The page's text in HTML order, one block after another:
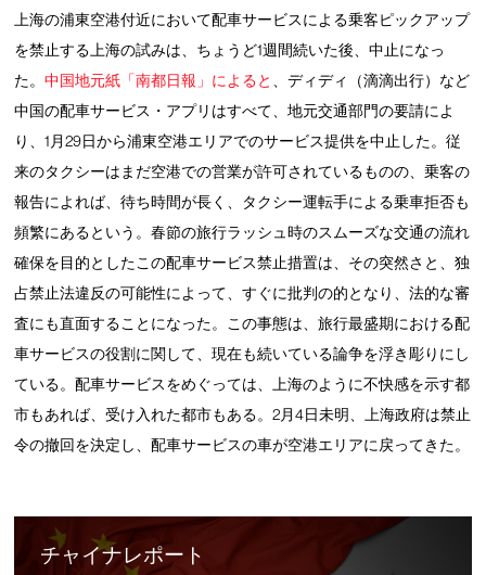
上海の浦東空港付近において配車サービスによる乗客ピックアップ
を禁止する上海の試みは、ちょうど1週間続いた後、中止になっ
た。中国地元紙「南都日報」によると
、ディディ（滴滴出行）など
中国の配車サービス・アプリはすべて、地元交通部門の要請によ
り、1月29日から浦東空港エリアでのサービス提供を中止した。従
来のタクシーはまだ空港での営業が許可されているものの、乗客の
報告によれば、待ち時間が長く、タクシー運転手による乗車拒否も
頻繁にあるという。春節の旅行ラッシュ時のスムーズな交通の流れ
確保を目的としたこの配車サービス禁止措置は、その突然さと、独
占禁止法違反の可能性によって、すぐに批判の的となり、法的な審
査にも直面することになった。この事態は、旅行最盛期における配
車サービスの役割に関して、現在も続いている論争を浮き彫りにし
ている。配車サービスをめぐっては、上海のように不快感を示す都
市もあれば、受け入れた都市もある。2月4日未明、上海政府は禁止
令の撤回を決定し、配車サービスの車が空港エリアに戻ってきた。
チャイナレポート